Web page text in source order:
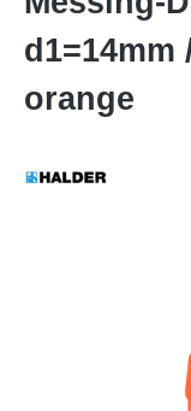
d1=14mm
orange